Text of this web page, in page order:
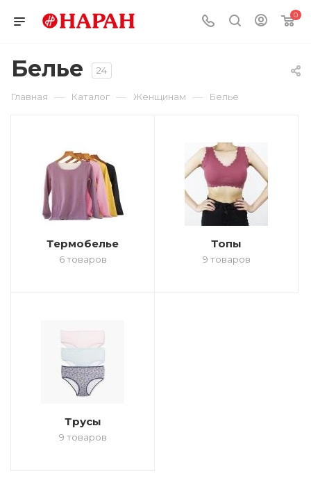
0
Белье 24
Главная — Каталог — Женщинам — Белье
Термобелье
6 товаров
Топы
9 товаров
Трусы
9 товаров